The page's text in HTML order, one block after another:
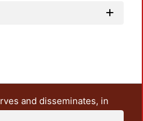
and disseminates, in
the teaching and research